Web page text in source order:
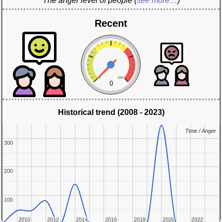
Recent
0 100
0
Historical trend (2008 - 2023)
2010
2010 2012
2012 2014
2014 2016
2016 2018
2018 2020
2020 2022
2022
100
100
200
200
300
300
Time / Anger
Time / Anger